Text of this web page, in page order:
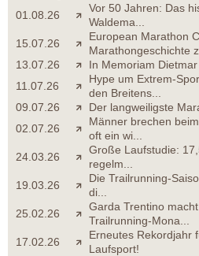
01.08.26
Vor 50 Jahren: Das
Waldema...
15.07.26
European Marathon
Marathongeschichte
13.07.26
In Memoriam Dietmar
11.07.26
Hype um Extrem-
den Breitens...
09.07.26
Der langweiligste
02.07.26
Männer brechen
oft ein wi...
24.03.26
Große Laufstudie:
regelm...
19.03.26
Die Trailrunning-
di...
25.02.26
Garda Trentino
Trailrunning-Mona...
17.02.26
Erneutes Rekordjahr
Laufsport!